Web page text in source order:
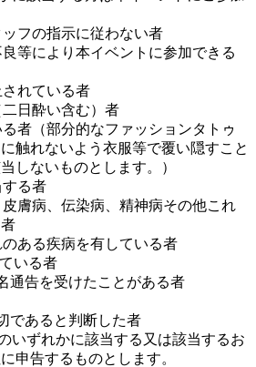
フの指示に従わない者
等により本イベントに参加できる
れている者
日酔い含む）者
者（部分的なファッションタトゥ
触れないよう衣服等で覆い隠すこと
しないものとします。）
る者
膚病、伝染病、精神病その他これ
ある疾病を有している者
いる者
通告を受けたことがある者
であると判断した者
いずれかに該当する又は該当するお
申告するものとします。